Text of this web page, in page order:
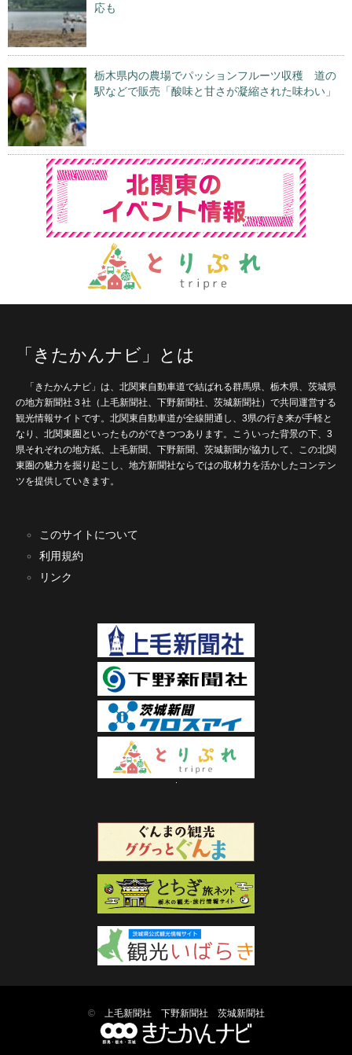
応も
栃木県内の農場でパッションフルーツ収穫 道の
駅などで販売「酸味と甘さが凝縮された味わい」
「きたかんナビ」とは
「きたかんナビ」は、北関東自動車道で結ばれる群馬県、栃木県、茨城県
の地方新聞社３社（上毛新聞社、下野新聞社、茨城新聞社）で共同運営する
観光情報サイトです。北関東自動車道が全線開通し、3県の行き来が手軽と
なり、北関東圏といったものができつつあります。こういった背景の下、3
県それぞれの地方紙、上毛新聞、下野新聞、茨城新聞が協力して、この北関
東圏の魅力を掘り起こし、地方新聞社ならではの取材力を活かしたコンテン
ツを提供していきます。
このサイトについて
利用規約
リンク
© 上毛新聞社 下野新聞社 茨城新聞社